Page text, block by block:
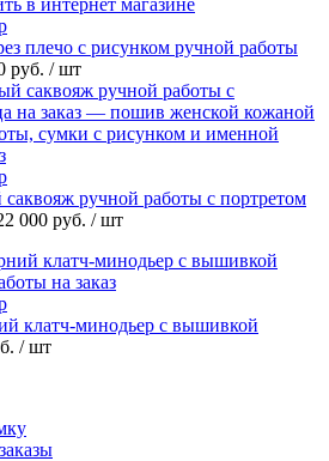
плечо с рисунком ручной работы
руб. / шт
ручной работы с портретом
000 руб. / шт
клатч-минодьер с вышивкой
/ шт